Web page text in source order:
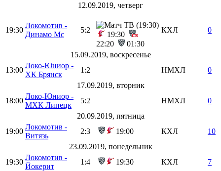
12.09.2019, четверг
19:30
Локомотив -
Динамо Мс
5:2
19:30
22:20
01:30
КХЛ 0
15.09.2019, воскресенье
13:00
Локо-Юниор -
ХК Брянск
1:2 НМХЛ
0
17.09.2019, вторник
18:00
Локо-Юниор -
МХК Липецк
5:2 НМХЛ
0
20.09.2019, пятница
19:00
Локомотив -
Витязь
2:3 19:00 КХЛ
10
23.09.2019, понедельник
19:30
Локомотив -
Йокерит
1:4 19:30 КХЛ
7